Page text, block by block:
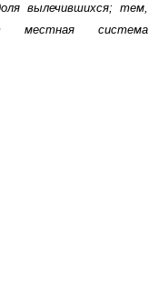
вылечившихся; тем,
местная система